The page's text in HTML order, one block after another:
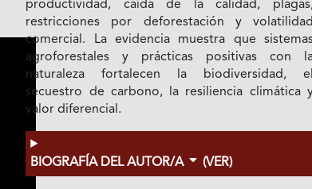
productividad, caída de la calidad,
restricciones por deforestación y volatilidad
comercial. La evidencia muestra que
agroforestales y prácticas positivas con
naturaleza fortalecen la biodiversidad, el
secuestro de carbono, la resiliencia climática
valor diferencial.
BIOGRAFÍA DEL AUTOR/A (VER)